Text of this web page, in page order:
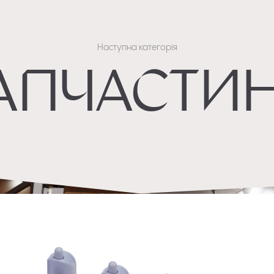
Наступна категорія